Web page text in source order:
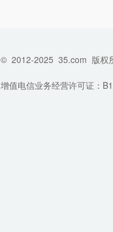
© 2012-2025 35.com 版权
增值电信业务经营许可证：